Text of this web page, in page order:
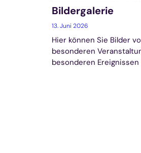
Bildergalerie
13. Juni 2026
Hier können Sie Bilder
besonderen
besonderen Ereignissen